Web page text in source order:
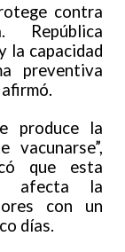
contra
República
la capacidad
preventiva
produce la
que esta
afecta la
con un
días.